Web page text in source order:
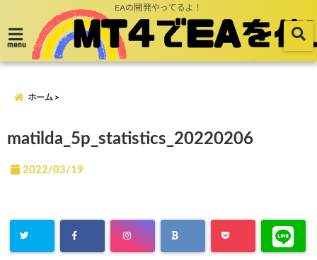
EAの開発やってるよ！
menu
ホーム
matilda_5p_statistics_20220206
2022/03/19